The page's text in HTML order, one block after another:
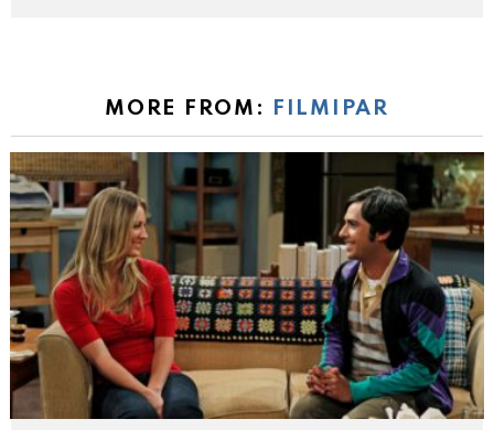
MORE FROM: FILMIPAR